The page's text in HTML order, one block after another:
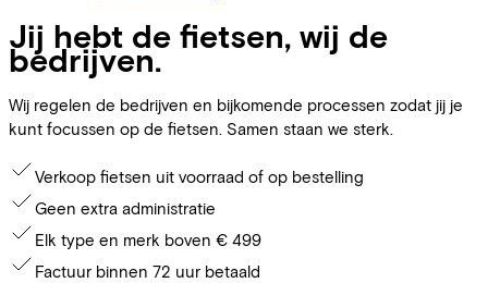
Jij hebt de fietsen, wij de
bedrijven.
Wij regelen de bedrijven en bijkomende processen zodat jij je
kunt focussen op de fietsen. Samen staan we sterk.
Verkoop fietsen uit voorraad of op bestelling
Geen extra administratie
Elk type en merk boven € 499
Factuur binnen 72 uur betaald